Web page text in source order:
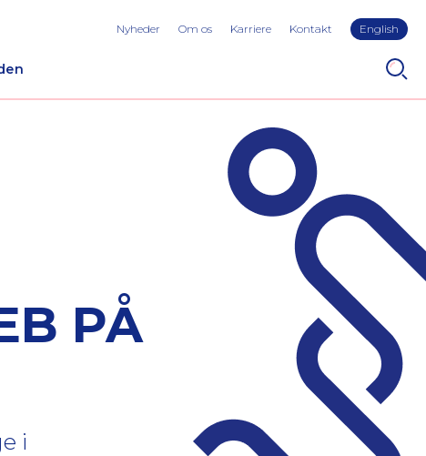
Nyheder Om os Karriere Kontakt English
PÅ
i